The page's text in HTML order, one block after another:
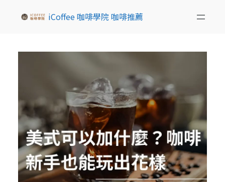
iCoffee 咖啡學院 咖啡推薦